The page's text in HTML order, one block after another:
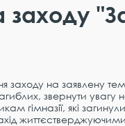
заходу
заходу на заявлену
звернути увагу
гімназії, які